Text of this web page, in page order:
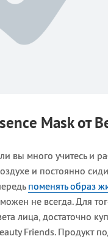
Mask от
вы много учитесь и
и постоянно
поменять образ
не всегда. Для
лица, достаточно
Friends. Продукт